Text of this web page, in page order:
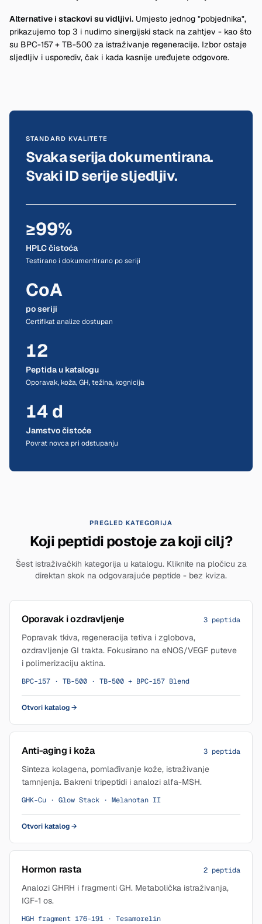
Alternative i stackovi su vidljivi. Umjesto jednog "pobjednika",
prikazujemo top 3 i nudimo sinergijski stack na zahtjev - kao što
su BPC-157 + TB-500 za istraživanje regeneracije. Izbor ostaje
sljedljiv i usporediv, čak i kada kasnije uređujete odgovore.
STANDARD KVALITETE
Svaka serija dokumentirana.
Svaki ID serije sljedljiv.
≥99%
HPLC čistoća
Testirano i dokumentirano po seriji
CoA
po seriji
Certifikat analize dostupan
12
Peptida u katalogu
Oporavak, koža, GH, težina, kognicija
14 d
Jamstvo čistoće
Povrat novca pri odstupanju
PREGLED KATEGORIJA
Koji peptidi postoje za koji cilj?
Šest istraživačkih kategorija u katalogu. Kliknite na pločicu za
direktan skok na odgovarajuće peptide - bez kviza.
Oporavak i ozdravljenje 3 peptida
Popravak tkiva, regeneracija tetiva i zglobova,
ozdravljenje GI trakta. Fokusirano na eNOS/VEGF puteve
i polimerizaciju aktina.
BPC-157 · TB-500 · TB-500 + BPC-157 Blend
Otvori katalog→
Anti-aging i koža 3 peptida
Sinteza kolagena, pomlađivanje kože, istraživanje
tamnjenja. Bakreni tripeptidi i analozi alfa-MSH.
GHK-Cu · Glow Stack · Melanotan II
Otvori katalog→
Hormon rasta 2 peptida
Analozi GHRH i fragmenti GH. Metabolička istraživanja,
IGF-1 os.
HGH fragment 176-191 · Tesamorelin